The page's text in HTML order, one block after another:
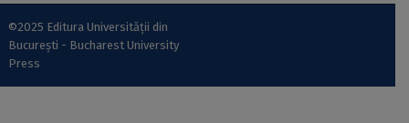
©2025 Editura Universității din
București - Bucharest University
Press